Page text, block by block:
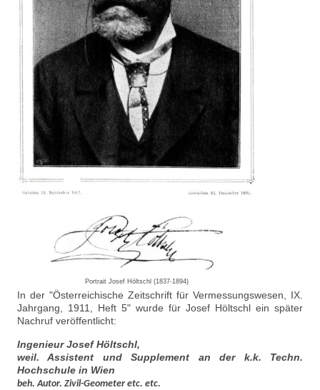
Portrait Josef Höltschl (1837-1894)
In der "Österreichische Zeitschrift für Vermessungswesen, IX.
Jahrgang, 1911, Heft 5" wurde für Josef Höltschl ein später
Nachruf veröffentlicht:
Ingenieur Josef Höltschl,
weil. Assistent und Supplement an der k.k. Techn.
Hochschule in Wien
beh. Autor. Zivil-Geometer etc. etc.